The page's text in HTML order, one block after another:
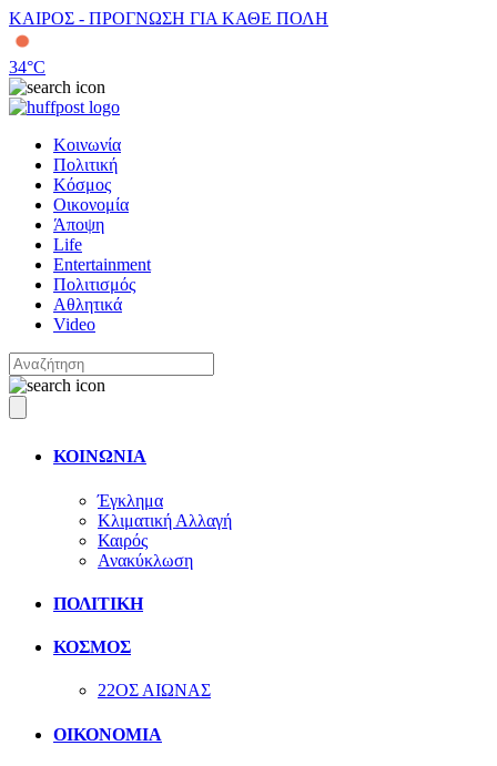
ΚΑΙΡΟΣ - ΠΡΟΓΝΩΣΗ ΓΙΑ ΚΑΘΕ ΠΟΛΗ
34°C
Κοινωνία
Πολιτική
Κόσμος
Οικονομία
Άποψη
Life
Entertainment
Πολιτισμός
Αθλητικά
Video
ΚΟΙΝΩΝΙΑ
Έγκλημα
Κλιματική Αλλαγή
Καιρός
Ανακύκλωση
ΠΟΛΙΤΙΚΗ
ΚΟΣΜΟΣ
22ΟΣ ΑΙΩΝΑΣ
ΟΙΚΟΝΟΜΙΑ